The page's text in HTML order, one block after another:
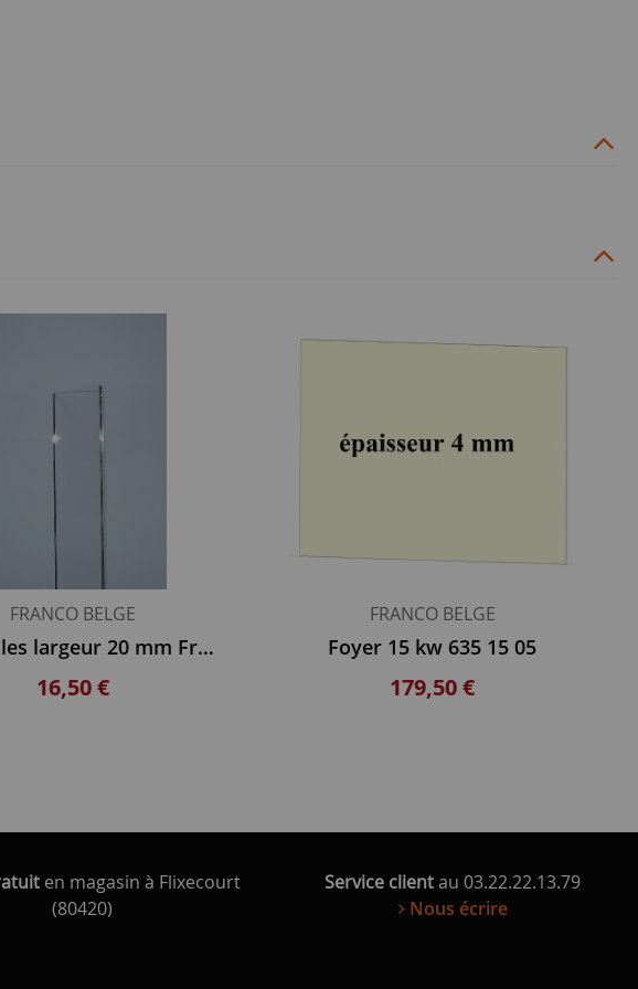
FRANCO BELGE
5 Lamelles largeur 20 mm Franco-Belge
16,50 €
FRANCO BELGE
Foyer 15 kw 635 15 05
179,50 €
en magasin à Flixecourt
(80420)
Service clientau 03.22.22.13.79
Nous écrire